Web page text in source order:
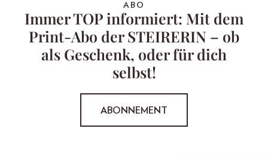
ABO
Immer TOP informiert: Mit dem
Print-Abo der STEIRERIN – ob
als Geschenk, oder für dich
selbst!
ABONNEMENT